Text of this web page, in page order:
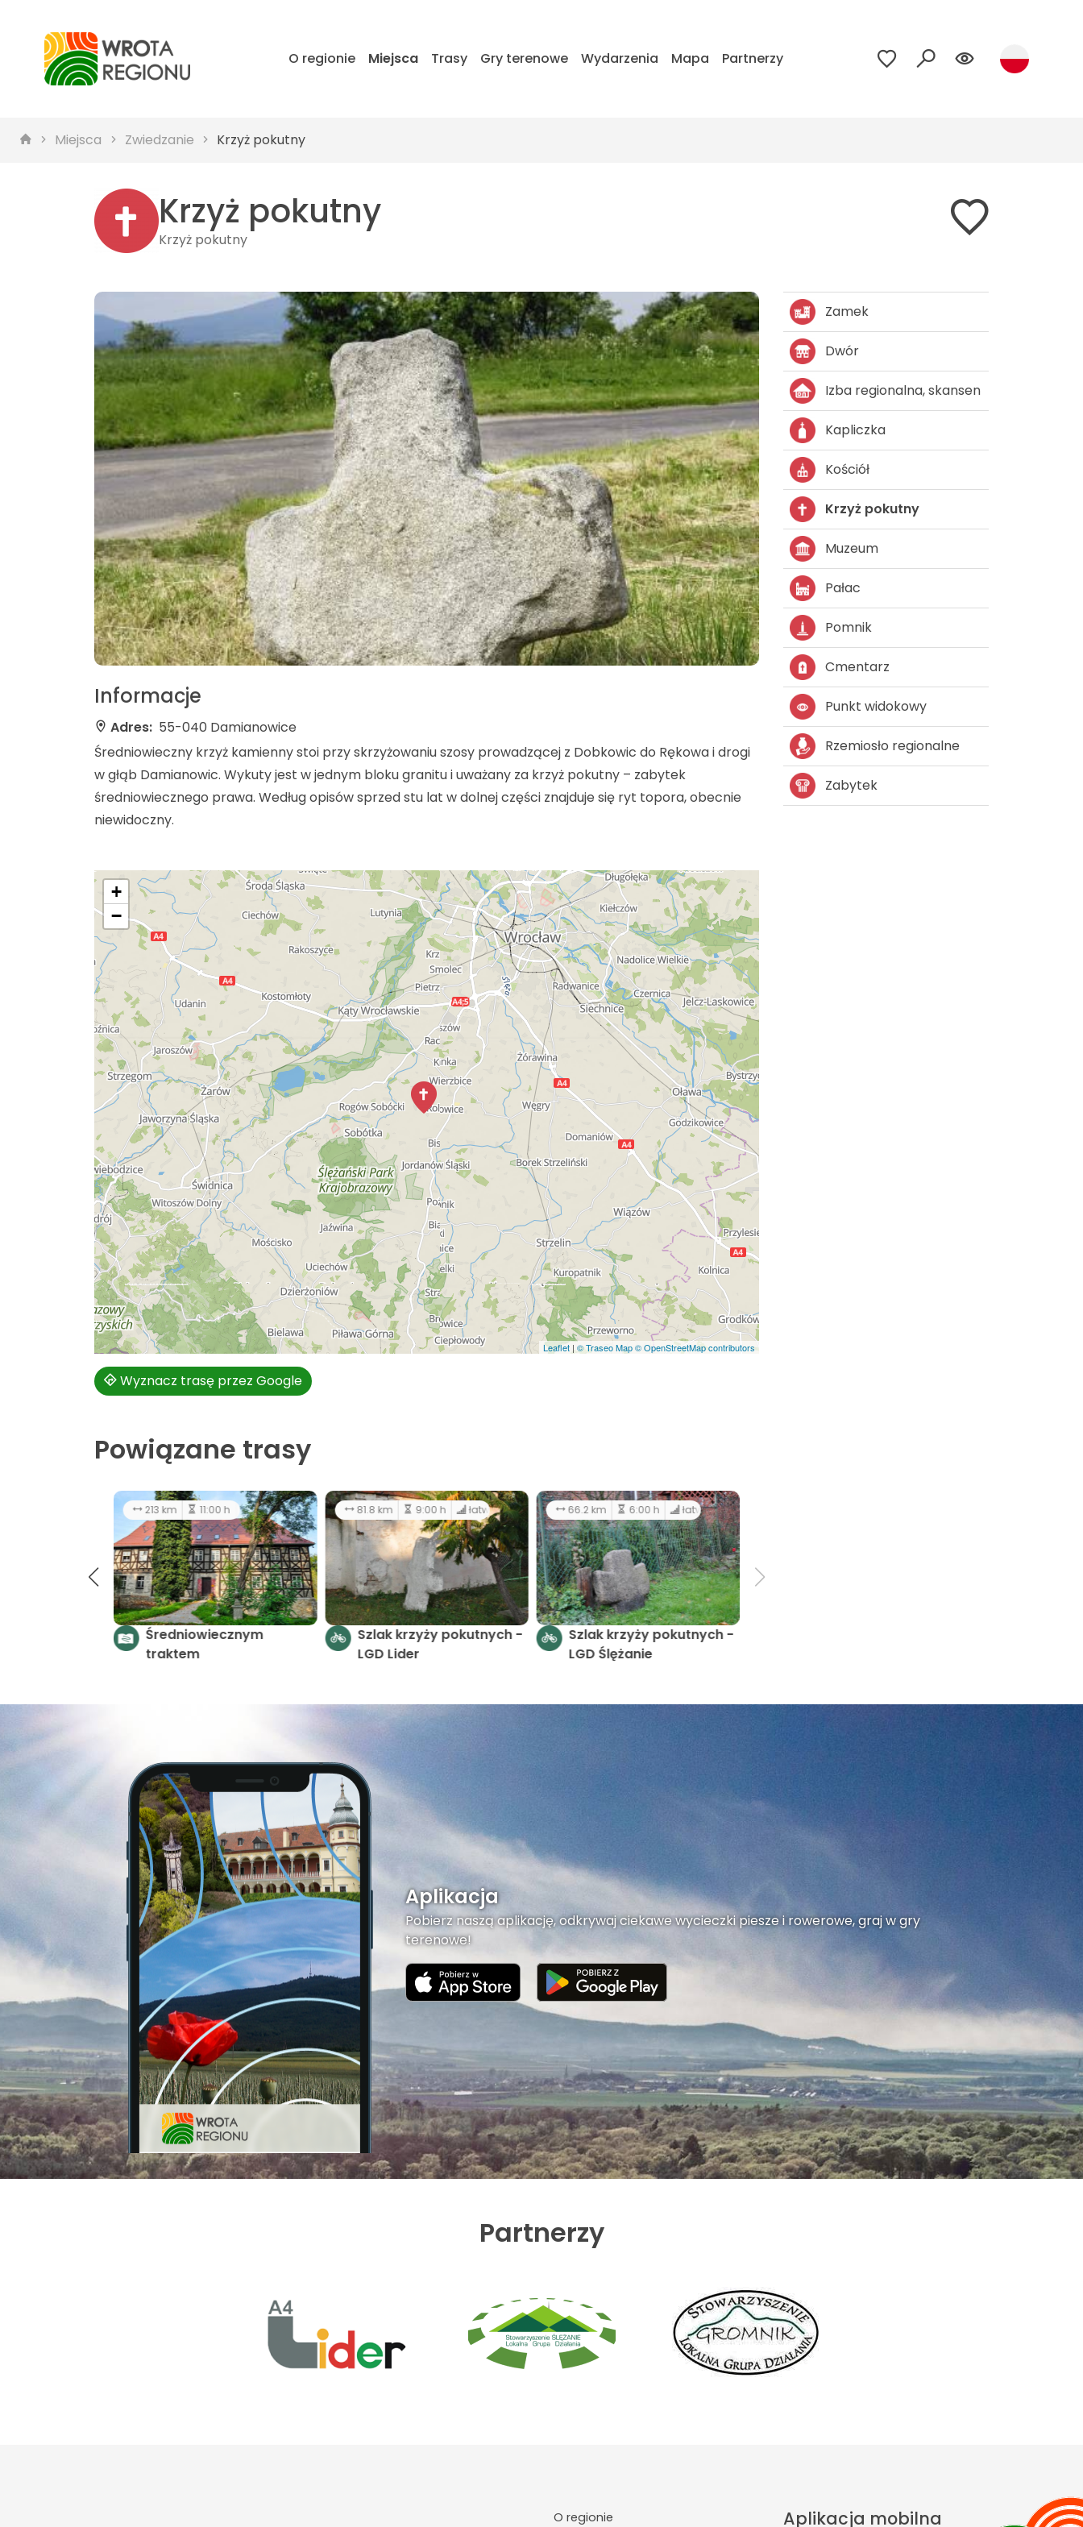
O regionie Miejsca Trasy Gry terenowe Wydarzenia Mapa Partnerzy
Miejsca Zwiedzanie Krzyż pokutny
Krzyż pokutny
Krzyż pokutny
Informacje
Adres: 55-040 Damianowice
Średniowieczny krzyż kamienny stoi przy skrzyżowaniu szosy prowadzącej z Dobkowic do Rękowa i drogi
w głąb Damianowic. Wykuty jest w jednym bloku granitu i uważany za krzyż pokutny – zabytek
średniowiecznego prawa. Według opisów sprzed stu lat w dolnej części znajduje się ryt topora, obecnie
niewidoczny.
+
−
Leaflet | © Traseo Map© OpenStreetMap contributors
Wyznacz trasę przez Google
Powiązane trasy
44.5 km
Rowerem przez historię
213 km 11:00 h
Średniowiecznym
traktem
81.8 km 9:00 h łatwy
Szlak krzyży pokutnych -
LGD Lider
Zamek
Dwór
Izba regionalna, skansen
Kapliczka
Kościół
Krzyż pokutny
Muzeum
Pałac
Pomnik
Cmentarz
Punkt widokowy
Rzemiosło regionalne
Zabytek
Aplikacja
Pobierz naszą aplikację, odkrywaj ciekawe wycieczki piesze i rowerowe, graj w gry
terenowe!
Partnerzy
O regionie
Aplikacja mobilna